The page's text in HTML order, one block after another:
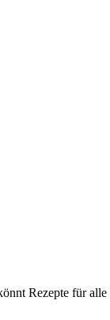
Rezepte für